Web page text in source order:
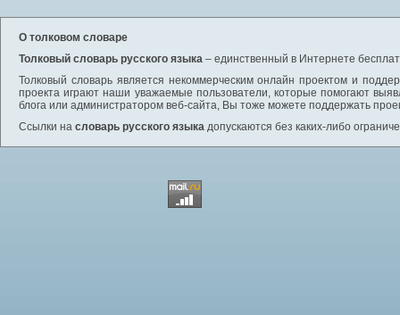
О толковом словаре
Толковый словарь русского языка – единственный в Интернете
Толковый словарь является некоммерческим онлайн проектом и
проекта играют наши уважаемые пользователи, которые помогают
блога или администратором веб-сайта, Вы тоже можете поддержать
Ссылки на словарь русского языка допускаются без каких-либо